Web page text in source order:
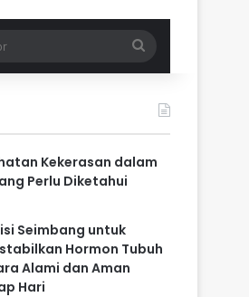
for
Kekerasan dalam
Perlu Diketahui
Seimbang untuk
Hormon Tubuh
Alami dan Aman
Hari